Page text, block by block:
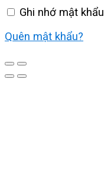
Ghi nhớ mật khẩu
Quên mật khẩu?